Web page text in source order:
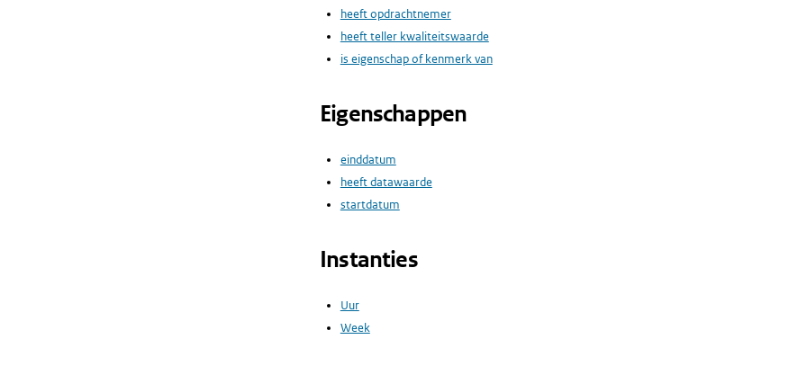
heeft opdrachtnemer
heeft teller kwaliteitswaarde
is eigenschap of kenmerk van
Eigenschappen
einddatum
heeft datawaarde
startdatum
Instanties
Uur
Week